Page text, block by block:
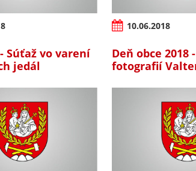
Súťaž vo varení
jedál
10.06.2018
Deň obce 2018
fotografií